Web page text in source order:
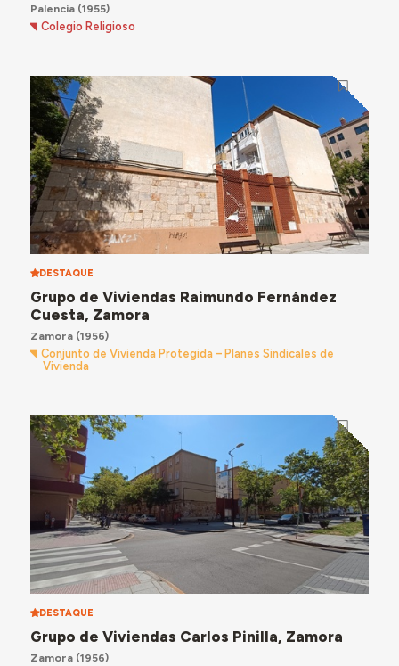
Palencia(1955)
Colegio Religioso
DESTAQUE
Grupo de Viviendas Raimundo Fernández
Cuesta, Zamora
Zamora(1956)
Conjunto de Vivienda Protegida – Planes Sindicales de
Vivienda
DESTAQUE
Grupo de Viviendas Carlos Pinilla, Zamora
Zamora(1956)